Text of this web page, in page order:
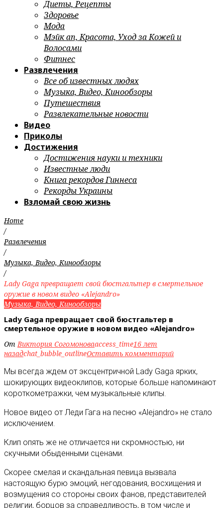
Диеты, Рецепты
Здоровье
Мода
Мэйк ап, Красота, Уход за Кожей и
Волосами
Фитнес
Развлечения
Все об известных людях
Музыка, Видео, Кинообзоры
Путешествия
Развлекательные новости
Видео
Приколы
Достижения
Достижения науки и техники
Известные люди
Книга рекордов Гиннеса
Рекорды Украины
Взломай свою жизнь
Home
/
Развлечения
/
Музыка, Видео, Кинообзоры
/
Lady Gaga превращает свой бюстгальтер в смертельное
оружие в новом видео «Alejandro»
Музыка, Видео, Кинообзоры
Lady Gaga превращает свой бюстгальтер в
смертельное оружие в новом видео «Alejandro»
ОтВиктория Согомоноваaccess_time16 лет
назадchat_bubble_outlineОставить комментарий
Мы всегда ждем от эксцентричной Lady Gaga ярких,
шокирующих видеоклипов, которые больше напоминают
короткометражки, чем музыкальные клипы.
Новое видео от Леди Гага на песню «Alejandro» не стало
исключением.
Клип опять же не отличается ни скромностью, ни
скучными обыденными сценами.
Скорее смелая и скандальная певица вызвала
настоящую бурю эмоций, негодования, восхищения и
возмущения со стороны своих фанов, представителей
религии, борцов за справедливость, в том числе и